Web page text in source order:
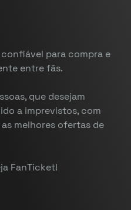
para compra e
entre fãs.
que desejam
a imprevistos, com
melhores ofertas de
FanTicket!